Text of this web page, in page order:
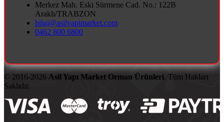
Merkez Mah. Eski Sürmene Cad. No.: 122B
Araklı/TRABZON
bilgi@asilyapimarket.com
0462 800 6800
© 2016-2026 Asil Yapı Market Orman Ürünleri. Tüm Hakları
Saklıdır.